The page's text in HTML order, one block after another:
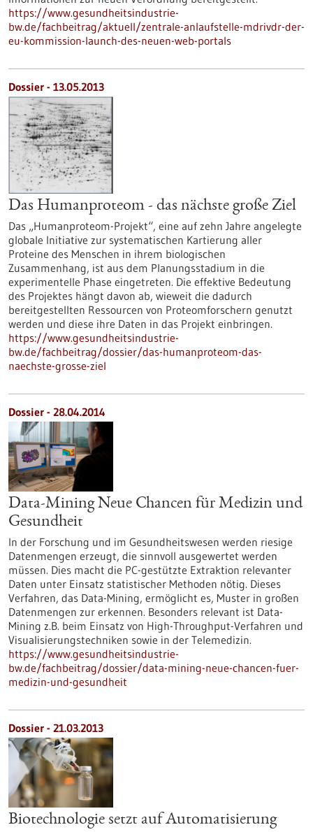
https://www.gesundheitsindustrie-
bw.de/fachbeitrag/aktuell/zentrale-anlaufstelle-mdrivdr-der-
eu-kommission-launch-des-neuen-web-portals
Dossier - 13.05.2013
Das Humanproteom - das nächste große Ziel
Das „Humanproteom-Projekt“, eine auf zehn Jahre angelegte
globale Initiative zur systematischen Kartierung aller
Proteine des Menschen in ihrem biologischen
Zusammenhang, ist aus dem Planungsstadium in die
experimentelle Phase eingetreten. Die effektive Bedeutung
des Projektes hängt davon ab, wieweit die dadurch
bereitgestellten Ressourcen von Proteomforschern genutzt
werden und diese ihre Daten in das Projekt einbringen.
https://www.gesundheitsindustrie-
bw.de/fachbeitrag/dossier/das-humanproteom-das-
naechste-grosse-ziel
Dossier - 28.04.2014
Data-Mining Neue Chancen für Medizin und
Gesundheit
In der Forschung und im Gesundheitswesen werden riesige
Datenmengen erzeugt, die sinnvoll ausgewertet werden
müssen. Dies macht die PC-gestützte Extraktion relevanter
Daten unter Einsatz statistischer Methoden nötig. Dieses
Verfahren, das Data-Mining, ermöglicht es, Muster in großen
Datenmengen zur erkennen. Besonders relevant ist Data-
Mining z.B. beim Einsatz von High-Throughput-Verfahren und
Visualisierungstechniken sowie in der Telemedizin.
https://www.gesundheitsindustrie-
bw.de/fachbeitrag/dossier/data-mining-neue-chancen-fuer-
medizin-und-gesundheit
Dossier - 21.03.2013
Biotechnologie setzt auf Automatisierung